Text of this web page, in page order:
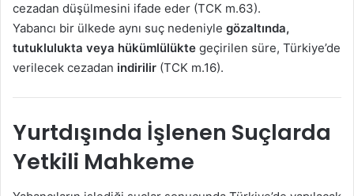
cezadan düşülmesini ifade eder (TCK m.63).
Yabancı bir ülkede aynı suç nedeniyle gözaltında,
tutuklulukta veya hükümlülükte geçirilen süre, Türkiye’de
verilecek cezadan indirilir (TCK m.16).
Yurtdışında İşlenen Suçlarda
Yetkili Mahkeme